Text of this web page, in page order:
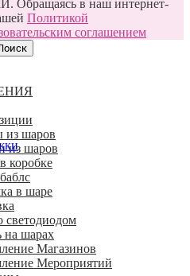
Обращаясь в наш интернет-
Политикой
соглашением
из шаров
из шаров
коробке
в шаре
светодиодом
на шарах
Магазинов
Мероприятий